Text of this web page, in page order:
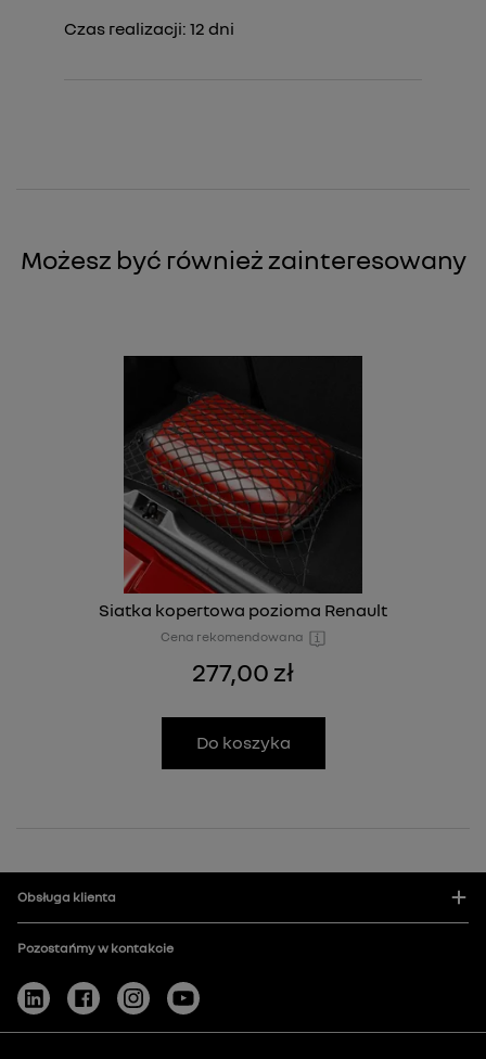
Czas realizacji: 12 dni
Możesz być również zainteresowany
Siatka kopertowa pozioma Renault
Cena rekomendowana
277,00 zł
Do koszyka
Obsługa klienta
Pozostańmy w kontakcie